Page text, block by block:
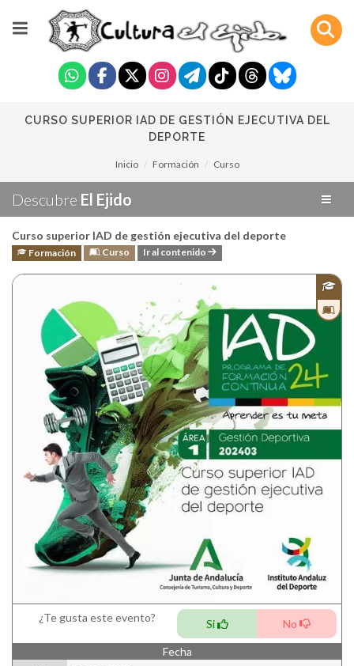
CURSO SUPERIOR IAD DE GESTIÓN EJECUTIVA DEL
DEPORTE
Inicio Formación Curso
Descubre El Ejido
Curso superior IAD de gestión ejecutiva del deporte
Formación Curso Ir al contenido
¿Te gusta este evento? Si No
Fecha